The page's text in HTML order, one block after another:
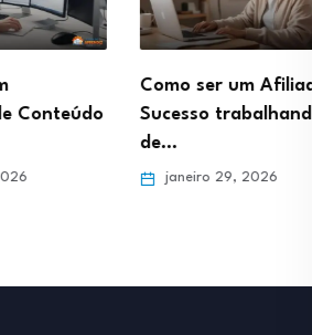
Como ser um Afiliado de
Sucesso trabalhando
janeiro 29, 2026